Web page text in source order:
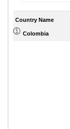
Country Name
Colombia